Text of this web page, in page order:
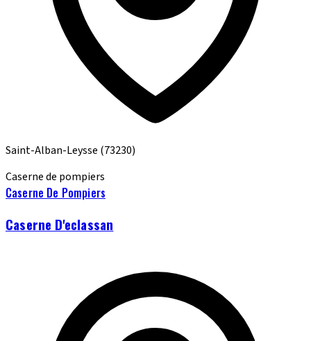
Saint-Alban-Leysse (73230)
Caserne de pompiers
Caserne De Pompiers
Caserne D'eclassan